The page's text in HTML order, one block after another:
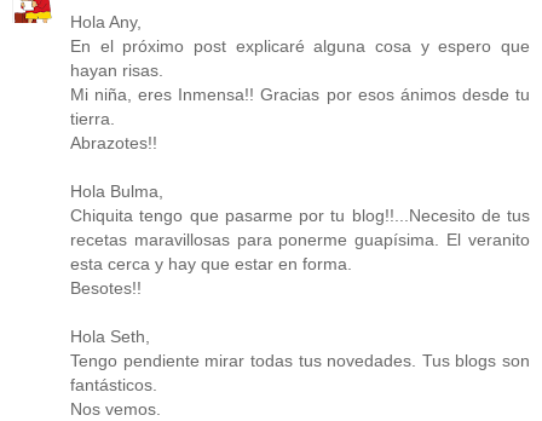
Hola Any,
En el próximo post explicaré alguna cosa y espero que
hayan risas.
Mi niña, eres Inmensa!! Gracias por esos ánimos desde tu
tierra.
Abrazotes!!
Hola Bulma,
Chiquita tengo que pasarme por tu blog!!...Necesito de tus
recetas maravillosas para ponerme guapísima. El veranito
esta cerca y hay que estar en forma.
Besotes!!
Hola Seth,
Tengo pendiente mirar todas tus novedades. Tus blogs son
fantásticos.
Nos vemos.